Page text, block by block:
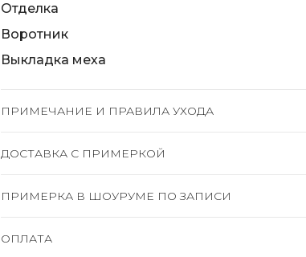
Отделка
Воротник
Выкладка меха
ПРИМЕЧАНИЕ И ПРАВИЛА УХОДА
ДОСТАВКА C ПРИМЕРКОЙ
ПРИМЕРКА В ШОУРУМЕ ПО ЗАПИСИ
ОПЛАТА